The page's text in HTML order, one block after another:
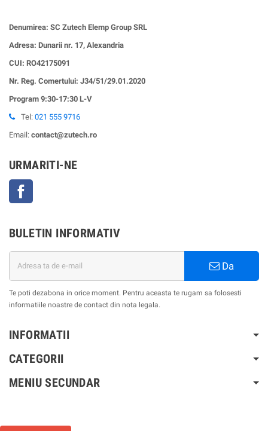
Denumirea: SC Zutech Elemp Group SRL
Adresa: Dunarii nr. 17, Alexandria
CUI: RO42175091
Nr. Reg. Comertului: J34/51/29.01.2020
Program 9:30-17:30 L-V
Tel: 021 555 9716
Email: contact@zutech.ro
URMARITI-NE
BULETIN INFORMATIV
Da
Te poti dezabona in orice moment. Pentru aceasta te rugam sa folosesti
informatiile noastre de contact din nota legala.
INFORMATII
CATEGORII
MENIU SECUNDAR